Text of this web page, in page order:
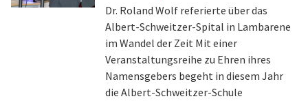
Dr. Roland Wolf referierte über das
Albert-Schweitzer-Spital in Lambarene
im Wandel der Zeit Mit einer
Veranstaltungsreihe zu Ehren ihres
Namensgebers begeht in diesem Jahr
die Albert-Schweitzer-Schule